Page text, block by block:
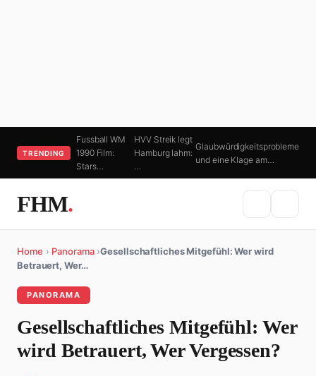
TRENDING
Fussball WM
1990 Film:
Stars…
HVV Streik legt
Hamburg lahm:
…
Glaubwürdigkeitsprobleme
und eine Klage am…
FHM.
Home › Panorama ›Gesellschaftliches Mitgefühl: Wer wird
Betrauert, Wer…
PANORAMA
Gesellschaftliches Mitgefühl: Wer
wird Betrauert, Wer Vergessen?